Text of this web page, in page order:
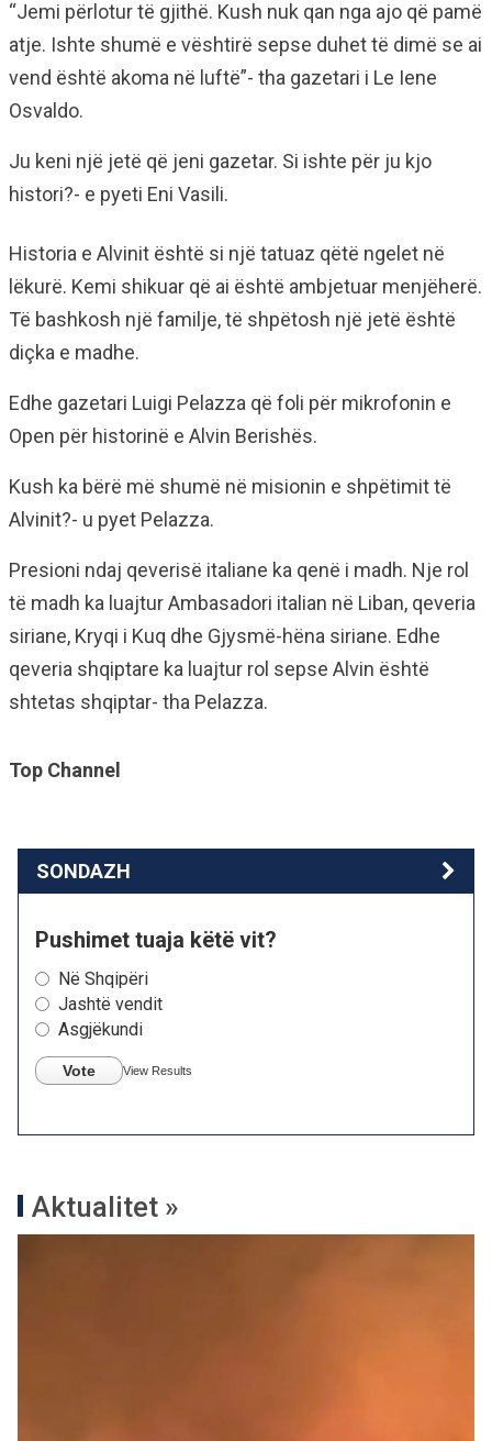
“Jemi përlotur të gjithë. Kush nuk qan nga ajo që pamë
atje. Ishte shumë e vështirë sepse duhet të dimë se ai
vend është akoma në luftë”- tha gazetari i Le Iene
Osvaldo.
Ju keni një jetë që jeni gazetar. Si ishte për ju kjo
histori?- e pyeti Eni Vasili.
Historia e Alvinit është si një tatuaz qëtë ngelet në
lëkurë. Kemi shikuar që ai është ambjetuar menjëherë.
Të bashkosh një familje, të shpëtosh një jetë është
diçka e madhe.
Edhe gazetari Luigi Pelazza që foli për mikrofonin e
Open për historinë e Alvin Berishës.
Kush ka bërë më shumë në misionin e shpëtimit të
Alvinit?- u pyet Pelazza.
Presioni ndaj qeverisë italiane ka qenë i madh. Nje rol
të madh ka luajtur Ambasadori italian në Liban, qeveria
siriane, Kryqi i Kuq dhe Gjysmë-hëna siriane. Edhe
qeveria shqiptare ka luajtur rol sepse Alvin është
shtetas shqiptar- tha Pelazza.
Top Channel
SONDAZH
Pushimet tuaja këtë vit?
Në Shqipëri
Jashtë vendit
Asgjëkundi
Vote View Results
Aktualitet »